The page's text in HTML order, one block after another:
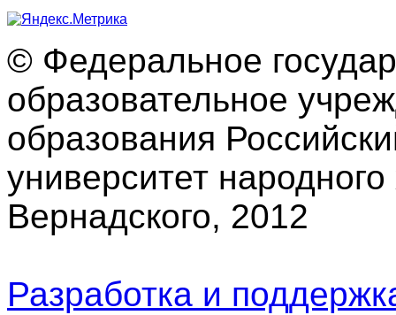
© Федеральное
образовательное
образования
университет
Вернадского, 2012
Разработка и